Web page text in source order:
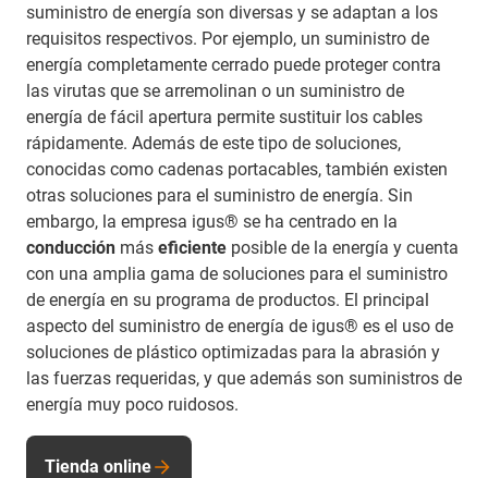
suministro de energía son diversas y se adaptan a los
requisitos respectivos. Por ejemplo, un suministro de
energía completamente cerrado puede proteger contra
las virutas que se arremolinan o un suministro de
energía de fácil apertura permite sustituir los cables
rápidamente. Además de este tipo de soluciones,
conocidas como cadenas portacables, también existen
otras soluciones para el suministro de energía. Sin
embargo, la empresa igus® se ha centrado en la
conducción más eficiente posible de la energía y cuenta
con una amplia gama de soluciones para el suministro
de energía en su programa de productos. El principal
aspecto del suministro de energía de igus® es el uso de
soluciones de plástico optimizadas para la abrasión y
las fuerzas requeridas, y que además son suministros de
energía muy poco ruidosos.
Tienda online